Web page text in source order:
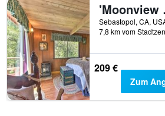
Sebastopol, CA,
7,8 km vom
209 €
Zum